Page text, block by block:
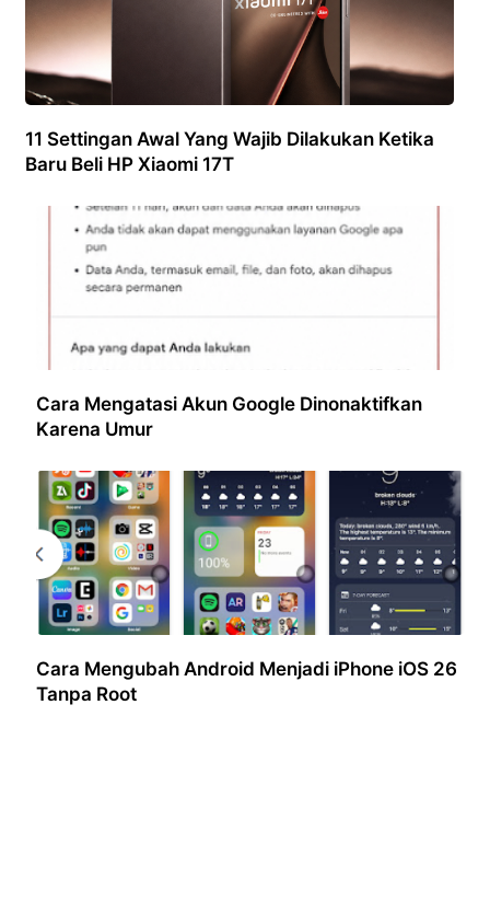
11 Settingan Awal Yang Wajib Dilakukan Ketika
Baru Beli HP Xiaomi 17T
Cara Mengatasi Akun Google Dinonaktifkan
Karena Umur
Cara Mengubah Android Menjadi iPhone iOS 26
Tanpa Root